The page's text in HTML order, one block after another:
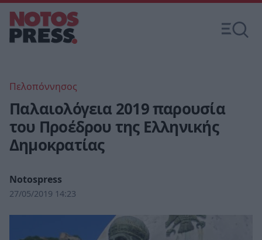
Πελοπόννησος
Παλαιολόγεια 2019 παρουσία
του Προέδρου της Ελληνικής
Δημοκρατίας
Notospress
27/05/2019 14:23